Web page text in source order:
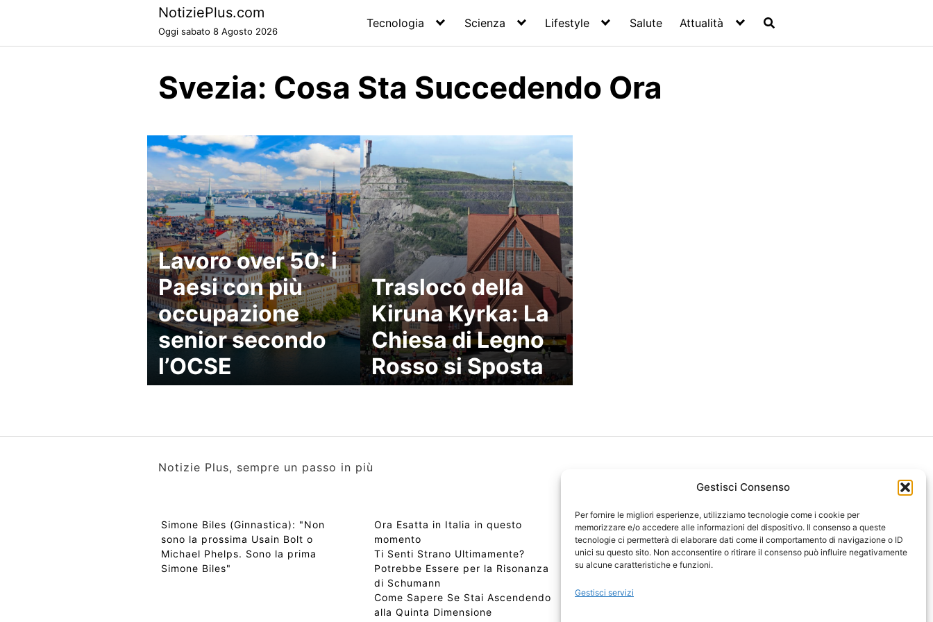
Gestisci Consenso
Per fornire le migliori esperienze, utilizziamo tecnologie come i cookie per
memorizzare e/o accedere alle informazioni del dispositivo. Il consenso a queste
tecnologie ci permetterà di elaborare dati come il comportamento di navigazione o ID
unici su questo sito. Non acconsentire o ritirare il consenso può influire negativamente
su alcune caratteristiche e funzioni.
Gestisci servizi
NotiziePlus.com
Oggi sabato 8 Agosto 2026
Tecnologia Scienza Lifestyle Salute Attualità
Svezia: Cosa Sta Succedendo Ora
Lavoro over 50: i
Paesi con più
occupazione
senior secondo
l’OCSE
Trasloco della
Kiruna Kyrka: La
Chiesa di Legno
Rosso si Sposta
Notizie Plus, sempre un passo in più
Simone Biles (Ginnastica): "Non
sono la prossima Usain Bolt o
Michael Phelps. Sono la prima
Simone Biles"
Ora Esatta in Italia in questo
momento
Ti Senti Strano Ultimamente?
Potrebbe Essere per la Risonanza
di Schumann
Come Sapere Se Stai Ascendendo
alla Quinta Dimensione
Copyright 2026 NotiziePlus.com
Edizioni Web4Star
Chi Siamo: Redazione
📰 Contenuto Umano Verificato
Sitemap-